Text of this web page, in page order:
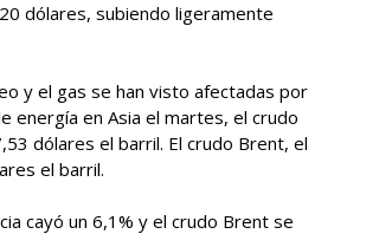
dólares, subiendo ligeramente
y el gas se han visto afectadas por
energía en Asia el martes, el crudo
dólares el barril. El crudo Brent, el
el barril.
cayó un 6,1% y el crudo Brent se